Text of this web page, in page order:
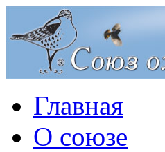
Главная
О союзе